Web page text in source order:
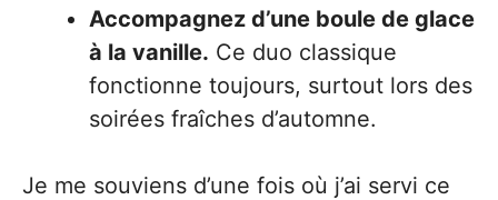
Accompagnez d’une boule de glace
à la vanille. Ce duo classique
fonctionne toujours, surtout lors des
soirées fraîches d’automne.
Je me souviens d’une fois où j’ai servi ce